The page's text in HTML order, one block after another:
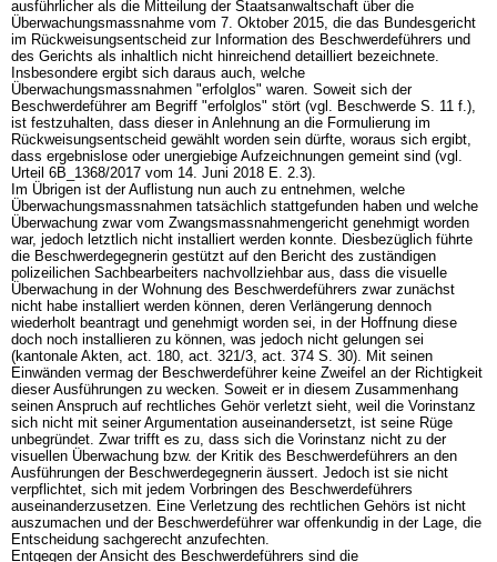
ausführlicher als die Mitteilung der Staatsanwaltschaft über die
Überwachungsmassnahme vom 7. Oktober 2015, die das Bundesgericht
im Rückweisungsentscheid zur Information des Beschwerdeführers und
des Gerichts als inhaltlich nicht hinreichend detailliert bezeichnete.
Insbesondere ergibt sich daraus auch, welche
Überwachungsmassnahmen "erfolglos" waren. Soweit sich der
Beschwerdeführer am Begriff "erfolglos" stört (vgl. Beschwerde S. 11 f.),
ist festzuhalten, dass dieser in Anlehnung an die Formulierung im
Rückweisungsentscheid gewählt worden sein dürfte, woraus sich ergibt,
dass ergebnislose oder unergiebige Aufzeichnungen gemeint sind (vgl.
Urteil 6B_1368/2017 vom 14. Juni 2018 E. 2.3).
Im Übrigen ist der Auflistung nun auch zu entnehmen, welche
Überwachungsmassnahmen tatsächlich stattgefunden haben und welche
Überwachung zwar vom Zwangsmassnahmengericht genehmigt worden
war, jedoch letztlich nicht installiert werden konnte. Diesbezüglich führte
die Beschwerdegegnerin gestützt auf den Bericht des zuständigen
polizeilichen Sachbearbeiters nachvollziehbar aus, dass die visuelle
Überwachung in der Wohnung des Beschwerdeführers zwar zunächst
nicht habe installiert werden können, deren Verlängerung dennoch
wiederholt beantragt und genehmigt worden sei, in der Hoffnung diese
doch noch installieren zu können, was jedoch nicht gelungen sei
(kantonale Akten, act. 180, act. 321/3, act. 374 S. 30). Mit seinen
Einwänden vermag der Beschwerdeführer keine Zweifel an der Richtigkeit
dieser Ausführungen zu wecken. Soweit er in diesem Zusammenhang
seinen Anspruch auf rechtliches Gehör verletzt sieht, weil die Vorinstanz
sich nicht mit seiner Argumentation auseinandersetzt, ist seine Rüge
unbegründet. Zwar trifft es zu, dass sich die Vorinstanz nicht zu der
visuellen Überwachung bzw. der Kritik des Beschwerdeführers an den
Ausführungen der Beschwerdegegnerin äussert. Jedoch ist sie nicht
verpflichtet, sich mit jedem Vorbringen des Beschwerdeführers
auseinanderzusetzen. Eine Verletzung des rechtlichen Gehörs ist nicht
auszumachen und der Beschwerdeführer war offenkundig in der Lage, die
Entscheidung sachgerecht anzufechten.
Entgegen der Ansicht des Beschwerdeführers sind die